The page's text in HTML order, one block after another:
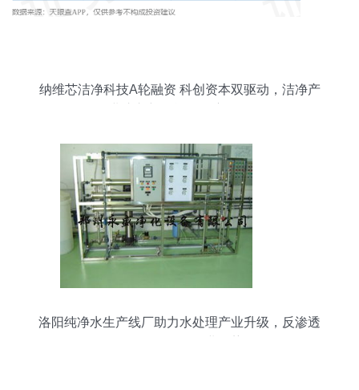
纳维芯洁净科技A轮融资 科创资本双驱动，洁净产
洛阳纯净水生产线厂助力水处理产业升级，反渗透